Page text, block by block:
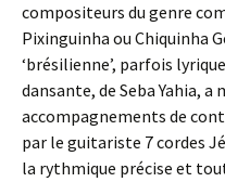
compositeurs du genre
Pixinguinha ou Chiquinha
‘brésilienne’, parfois
dansante, de Seba Yahia, a
accompagnements de
par le guitariste 7 cordes
la rythmique précise et